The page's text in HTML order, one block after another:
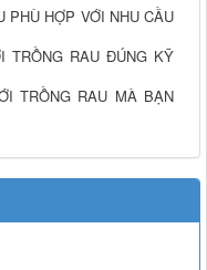
PHÙ HỢP VỚI NHU CẦU
TRỒNG RAU ĐÚNG KỸ
TRỒNG RAU MÀ BẠN